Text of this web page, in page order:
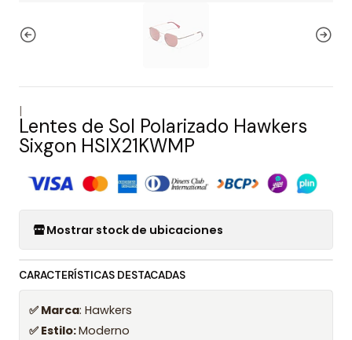
|
Lentes de Sol Polarizado Hawkers
Sixgon HSIX21KWMP
Mostrar stock de ubicaciones
CARACTERÍSTICAS DESTACADAS
✅ Marca: Hawkers
✅ Estilo:Moderno